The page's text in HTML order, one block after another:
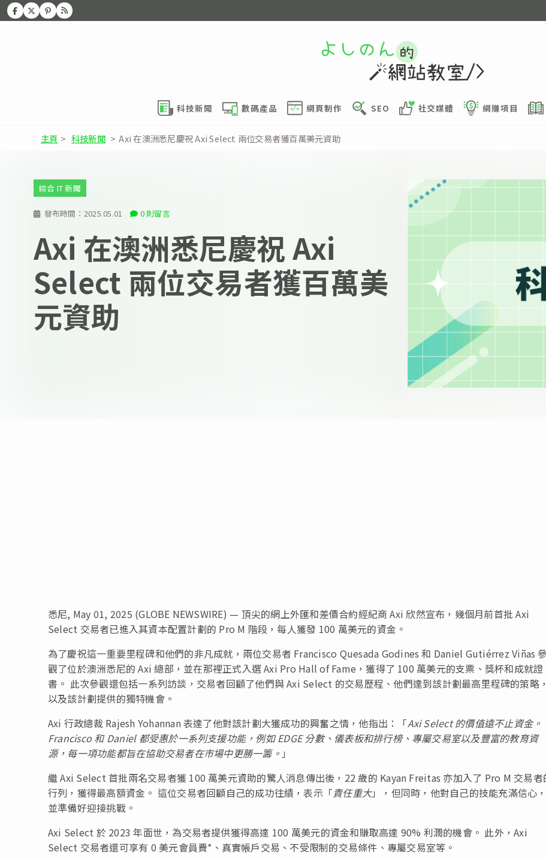
科技新聞 數碼產品 網頁制作 SEO 社交媒體 網賺項目
主頁 > 科技新聞 > Axi 在澳洲悉尼慶祝 Axi Select 兩位交易者獲百萬美元資助
發布時間： 2025.05.01 0 則留言
綜合 IT 新聞
Axi 在澳洲悉尼慶祝 Axi
Select 兩位交易者獲百萬美
元資助
悉尼, May 01, 2025 (GLOBE NEWSWIRE) — 頂尖的網上外匯和差價合約經紀商 Axi 欣然宣布，幾個月前首批 Axi
Select 交易者已進入其資本配置計劃的 Pro M 階段，每人獲發 100 萬美元的資金。
為了慶祝這一重要里程碑和他們的非凡成就，兩位交易者 Francisco Quesada Godines 和 Daniel Gutiérrez Viñas
觀了位於澳洲悉尼的 Axi 總部，並在那裡正式入選 Axi Pro Hall of Fame，獲得了 100 萬美元的支票、獎杯和成就證
書。 此次參觀還包括一系列訪談，交易者回顧了他們與 Axi Select 的交易歷程、他們達到該計劃最高里程碑的策略，
以及該計劃提供的獨特機會。
Axi 行政總裁 Rajesh Yohannan 表達了他對該計劃大獲成功的興奮之情，他指出：「Axi Select 的價值遠不止資金。
Francisco 和 Daniel 都受惠於一系列支援功能，例如 EDGE 分數、儀表板和排行榜、專屬交易室以及豐富的教育資
源，每一項功能都旨在協助交易者在市場中更勝一籌。 」
繼 Axi Select 首批兩名交易者獲 100 萬美元資助的驚人消息傳出後，22 歲的 Kayan Freitas 亦加入了 Pro M 交易者
行列，獲得最高額資金。 這位交易者回顧自己的成功往績，表示「責任重大」，但同時，他對自己的技能充滿信心，
並準備好迎接挑戰。
Axi Select 於 2023 年面世，為交易者提供獲得高達 100 萬美元的資金和賺取高達 90% 利潤的機會。 此外，Axi
Select 交易者還可享有 0 美元會員費*、真實帳戶交易、不受限制的交易條件、專屬交易室等。